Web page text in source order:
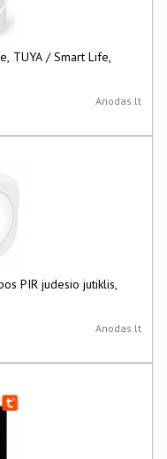
TUYA / Smart Life,
Anodas.lt
PIR judesio jutiklis,
Anodas.lt